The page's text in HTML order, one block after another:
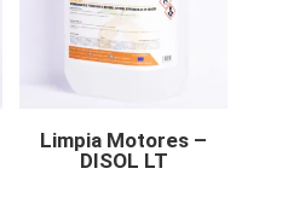
Limpia Motores –
DISOL LT